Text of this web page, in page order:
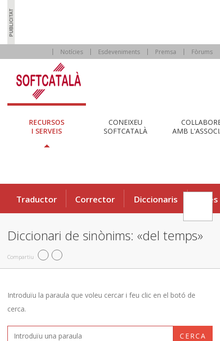
Notícies Esdeveniments Premsa Fòrums
RECURSOS
I SERVEIS
CONEIXEU
SOFTCATALÀ
AMB
Traductor Corrector Diccionaris Eines
Diccionari de sinònims: «del temps»
Compartiu
Introduïu la paraula que voleu cercar i feu clic en el botó de
cerca.
CERCA